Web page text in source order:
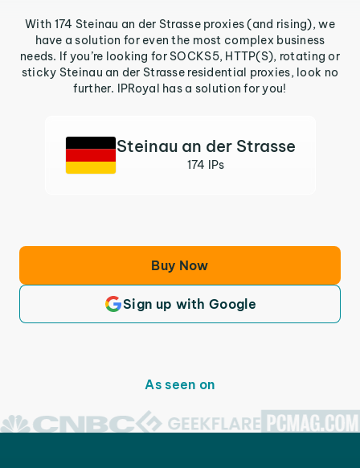
With 174 Steinau an der Strasse proxies (and rising), we
have a solution for even the most complex business
needs. If you’re looking for SOCKS5, HTTP(S), rotating or
sticky Steinau an der Strasse residential proxies, look no
further. IPRoyal has a solution for you!
Steinau an der Strasse
174 IPs
Buy Now
Sign up with Google
As seen on